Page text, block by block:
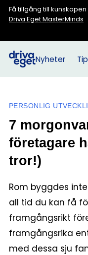
Få tillgång till
Driva Eget MasterMinds
Nyheter
PERSONLIG
7
företagare
tror!)
Rom byggdes
all tid du kan få
framgångsrikt
framgångsrika
med dessa sju